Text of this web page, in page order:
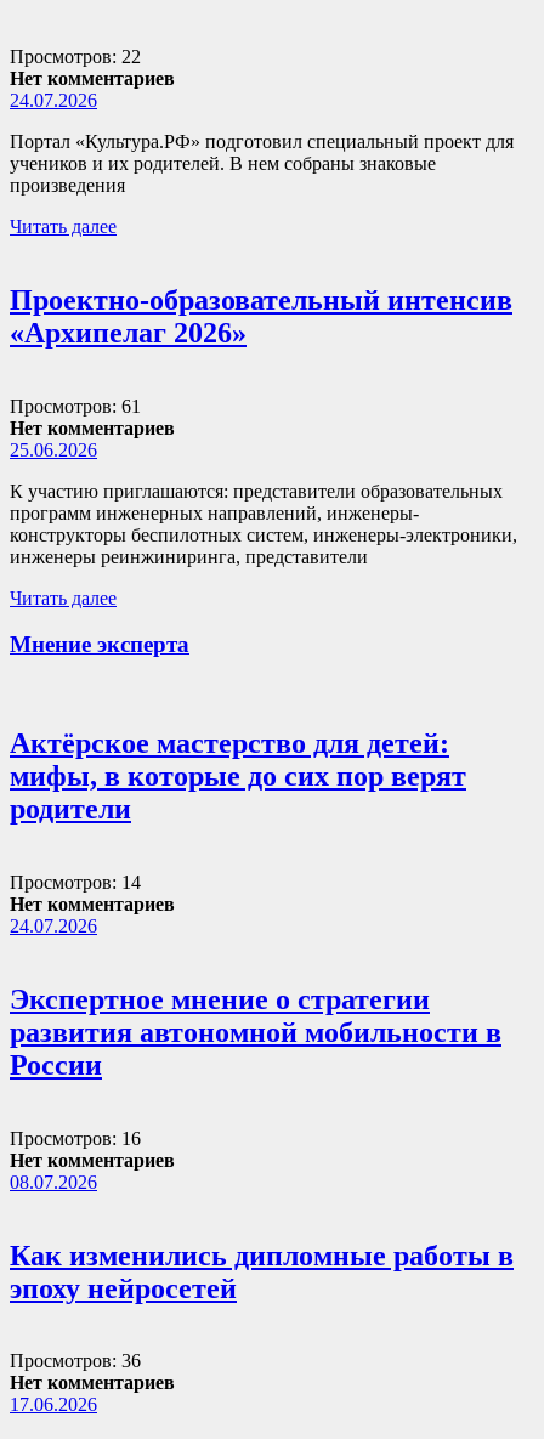
Просмотров: 22
Нет комментариев
24.07.2026
Портал «Культура.РФ» подготовил специальный проект для
учеников и их родителей. В нем собраны знаковые
произведения
Читать далее
Проектно-образовательный интенсив
«Архипелаг 2026»
Просмотров: 61
Нет комментариев
25.06.2026
К участию приглашаются: представители образовательных
программ инженерных направлений, инженеры-
конструкторы беспилотных систем, инженеры-электроники,
инженеры реинжиниринга, представители
Читать далее
Мнение эксперта
Актёрское мастерство для детей:
мифы, в которые до сих пор верят
родители
Просмотров: 14
Нет комментариев
24.07.2026
Экспертное мнение о стратегии
развития автономной мобильности в
России
Просмотров: 16
Нет комментариев
08.07.2026
Как изменились дипломные работы в
эпоху нейросетей
Просмотров: 36
Нет комментариев
17.06.2026